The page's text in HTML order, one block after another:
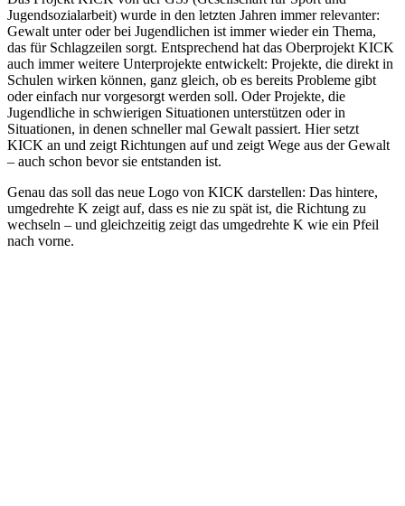
Jugendsozialarbeit) wurde in den letzten Jahren immer relevanter:
Gewalt unter oder bei Jugendlichen ist immer wieder ein Thema,
das für Schlagzeilen sorgt. Entsprechend hat das Oberprojekt KICK
auch immer weitere Unterprojekte entwickelt: Projekte, die direkt in
Schulen wirken können, ganz gleich, ob es bereits Probleme gibt
oder einfach nur vorgesorgt werden soll. Oder Projekte, die
Jugendliche in schwierigen Situationen unterstützen oder in
Situationen, in denen schneller mal Gewalt passiert. Hier setzt
KICK an und zeigt Richtungen auf und zeigt Wege aus der Gewalt
– auch schon bevor sie entstanden ist.
Genau das soll das neue Logo von KICK darstellen: Das hintere,
umgedrehte K zeigt auf, dass es nie zu spät ist, die Richtung zu
wechseln – und gleichzeitig zeigt das umgedrehte K wie ein Pfeil
nach vorne.